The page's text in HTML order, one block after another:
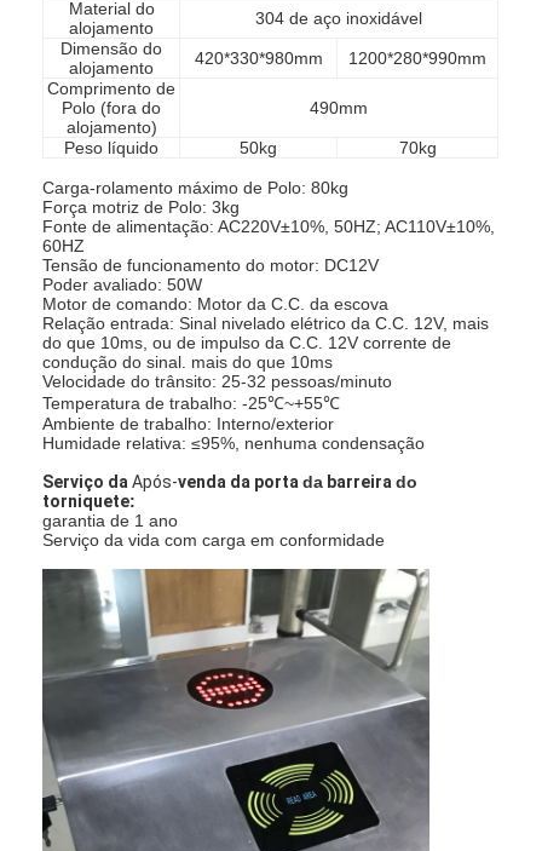
Para casa
Produtos
Vídeos
Sobre nós
Material do
alojamento
304 de aço inoxidável
Dimensão do
alojamento
420*330*980mm
1200*280*990mm
Comprimento de
Polo (fora do
alojamento)
490mm
Peso líquido 50kg 70kg
Carga-rolamento máximo de Polo: 80kg
Força motriz de Polo: 3kg
Fonte de alimentação: AC220V±10%, 50HZ; AC110V±10%,
60HZ
Tensão de funcionamento do motor: DC12V
Poder avaliado: 50W
Motor de comando: Motor da C.C. da escova
Relação entrada: Sinal nivelado elétrico da C.C. 12V, mais
do que 10ms, ou de impulso da C.C. 12V corrente de
condução do sinal. mais do que 10ms
Velocidade do trânsito: 25-32 pessoas/minuto
Temperatura de trabalho: -25℃~+55℃
Ambiente de trabalho: Interno/exterior
Humidade relativa: ≤95%, nenhuma condensação
Serviço da Após-venda da portada barreirado
torniquete:
garantia de 1 ano
Serviço da vida com carga em conformidade